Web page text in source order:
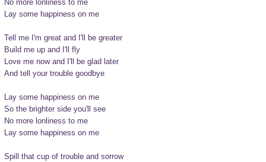
No more lonliness to me
Lay some happiness on me
Tell me I'm great and I'll be greater
Build me up and I'll fly
Love me now and I'll be glad later
And tell your trouble goodbye
Lay some happiness on me
So the brighter side you'll see
No more lonliness to me
Lay some happiness on me
Spill that cup of trouble and sorrow